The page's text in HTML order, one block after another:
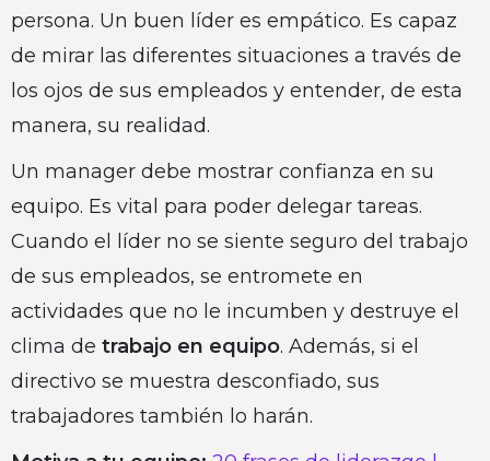
persona. Un buen líder es empático. Es capaz
de mirar las diferentes situaciones a través de
los ojos de sus empleados y entender, de esta
manera, su realidad.
Un manager debe mostrar confianza en su
equipo. Es vital para poder delegar tareas.
Cuando el líder no se siente seguro del trabajo
de sus empleados, se entromete en
actividades que no le incumben y destruye el
clima de trabajo en equipo. Además, si el
directivo se muestra desconfiado, sus
trabajadores también lo harán.